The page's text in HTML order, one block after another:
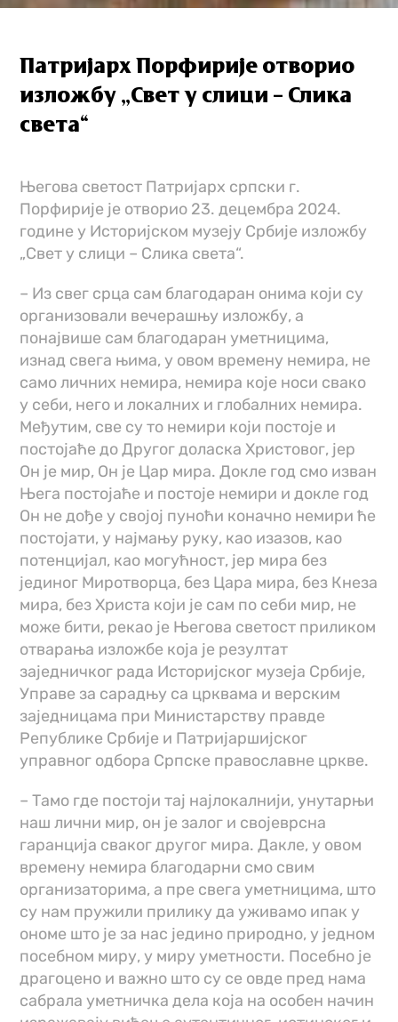
Патријарх Порфирије отворио
изложбу „Свет у слици – Слика
света“
Његова светост Патријарх српски г.
Порфирије је отворио 23. децембра 2024.
године у Историјском музеју Србије изложбу
„Свет у слици – Слика света“.
– Из свег срца сам благодаран онима који су
организовали вечерашњу изложбу, а
понајвише сам благодаран уметницима,
изнад свега њима, у овом времену немира, не
само личних немира, немира које носи свако
у себи, него и локалних и глобалних немира.
Међутим, све су то немири који постоје и
постојаће до Другог доласка Христовог, јер
Он је мир, Он је Цар мира. Докле год смо изван
Њега постојаће и постоје немири и докле год
Он не дође у својој пуноћи коначно немири ће
постојати, у најмању руку, као изазов, као
потенцијал, као могућност, јер мира без
јединог Миротворца, без Цара мира, без Кнеза
мира, без Христа који је сам по себи мир, не
може бити, рекао је Његова светост приликом
отварања изложбе која је резултат
заједничког рада Историјског музеја Србије,
Управе за сарадњу са црквама и верским
заједницама при Министарству правде
Републике Србије и Патријаршијског
управног одбора Српске православне цркве.
– Тамо где постоји тај најлокалнији, унутарњи
наш лични мир, он је залог и својеврсна
гаранција сваког другог мира. Дакле, у овом
времену немира благодарни смо свим
организаторима, а пре свега уметницима, што
су нам пружили прилику да уживамо ипак у
ономе што је за нас једино природно, у једном
посебном миру, у миру уметности. Посебно је
драгоцено и важно што су се овде пред нама
сабрала уметничка дела која на особен начин